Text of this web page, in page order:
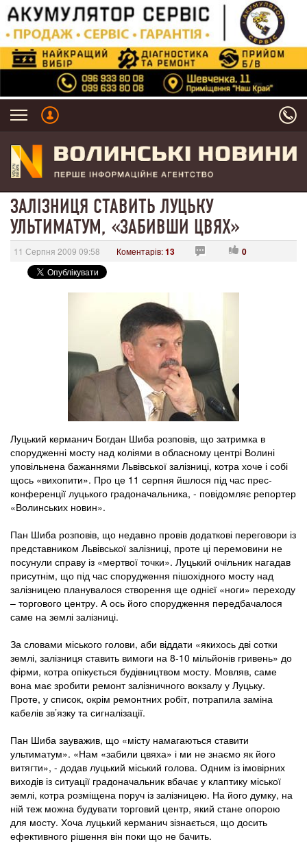
ЗАЛІЗНИЦЯ СТАВИТЬ ЛУЦЬКУ
УЛЬТИМАТУМ, «ЗАБИВШИ ЦВЯХ»
11 Серпня 2009 09:58 Коментарів:13 0
Луцький керманич Богдан Шиба розповів, що затримка в
спорудженні мосту над коліями в обласному центрі Волині
уповільнена бажаннями Львівської залізниці, котра хоче і собі
щось «вихопити». Про це 11 серпня йшлося під час прес-
конференції луцького градоначальника, - повідомляє репортер
«Волинських новин».
Пан Шиба розповів, що недавно провів додаткові переговори із
представником Львівської залізниці, проте ці перемовини не
посунули справу із «мертвої точки». Луцький очільник нагадав
присутнім, що під час спорудження пішохідного мосту над
залізницею планувалося створення ще однієї «ноги» переходу
– торгового центру. А ось його спорудження передбачалося
саме на землі залізниці.
За словами міського голови, аби віддати «якихось дві сотки
землі, залізниця ставить вимоги на 8-10 мільйонів гривень» до
фірми, котра опікується будівництвом мосту. Мовляв, саме
вона має зробити ремонт залізничного вокзалу у Луцьку.
Проте, у список, окрім ремонтних робіт, потрапила заміна
кабелів зв’язку та сигналізації.
Пан Шиба зауважив, що «місту намагаються ставити
ультиматум». «Нам «забили цвяха» і ми не знаємо як його
витягти», - додав луцький міський голова. Одним із імовірних
виходів із ситуації градоначальник вбачає у клаптику міської
землі, котра розміщена поруч із залізницею. На його думку, на
ній теж можна будувати торговий центр, який стане опорою
для мосту. Хоча луцький керманич зізнається, що досить
ефективного рішення він поки що не бачить.